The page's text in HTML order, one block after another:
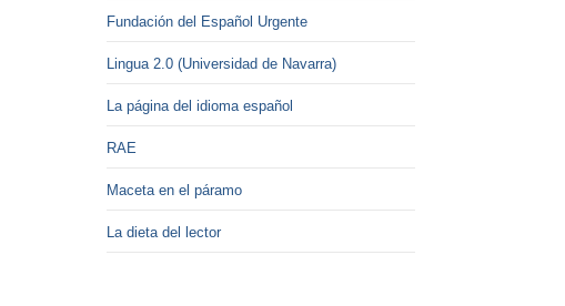
Fundación del Español Urgente
Lingua 2.0 (Universidad de Navarra)
La página del idioma español
RAE
Maceta en el páramo
La dieta del lector